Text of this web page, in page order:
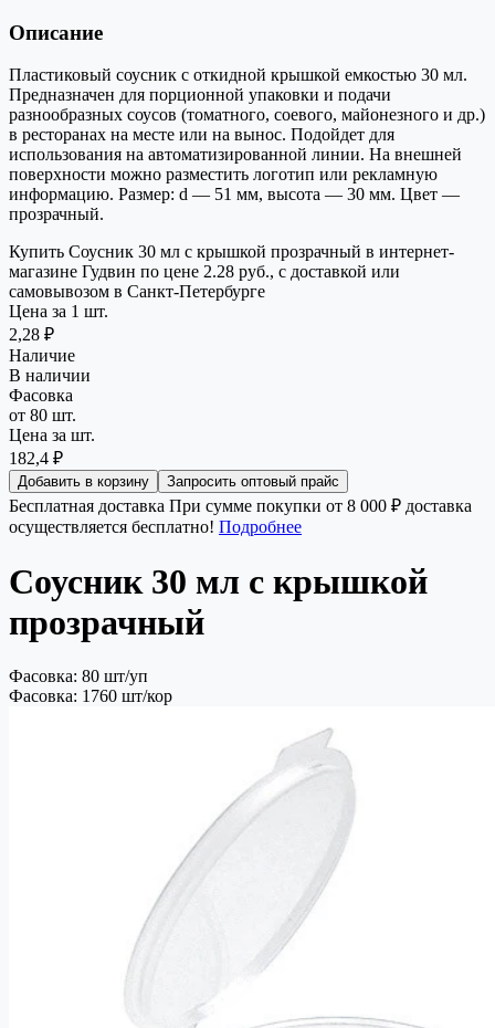
Описание
Пластиковый соусник с откидной крышкой емкостью 30 мл.
Предназначен для порционной упаковки и подачи
разнообразных соусов (томатного, соевого, майонезного и др.)
в ресторанах на месте или на вынос. Подойдет для
использования на автоматизированной линии. На внешней
поверхности можно разместить логотип или рекламную
информацию. Размер: d — 51 мм, высота — 30 мм. Цвет —
прозрачный.
Купить Соусник 30 мл с крышкой прозрачный в интернет-
магазине Гудвин по цене 2.28 руб., с доставкой или
самовывозом в Санкт-Петербурге
Цена за 1 шт.
2,28 ₽
Наличие
В наличии
Фасовка
от 80 шт.
Цена за шт.
182,4 ₽
Добавить в корзину Запросить оптовый прайс
Бесплатная доставка При сумме покупки от 8 000 ₽ доставка
осуществляется бесплатно! Подробнее
Соусник 30 мл с крышкой
прозрачный
Фасовка: 80 шт/уп
Фасовка: 1760 шт/кор